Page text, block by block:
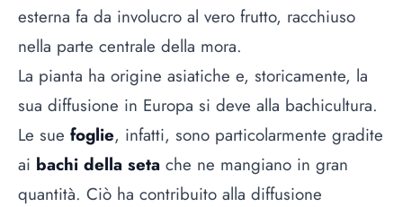
esterna fa da involucro al vero frutto, racchiuso
nella parte centrale della mora.
La pianta ha origine asiatiche e, storicamente, la
sua diffusione in Europa si deve alla bachicultura.
Le sue foglie, infatti, sono particolarmente gradite
ai bachi della seta che ne mangiano in gran
quantità. Ciò ha contribuito alla diffusione